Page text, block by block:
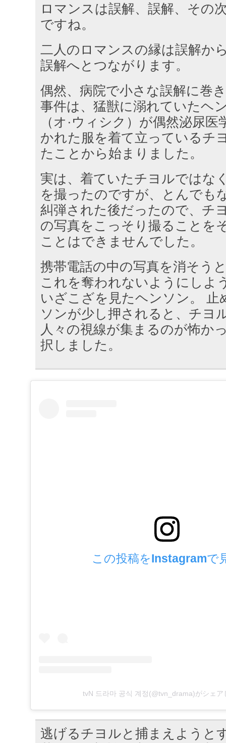
ロマンスは誤解、誤解、その
ですね。
二人のロマンスの縁は誤解か
誤解へとつながります。
偶然、病院で小さな誤解に巻
事件は、猛獣に溺れていたヘ
（オ·ウィシク）が偶然泌尿
かれた服を着て立っているチ
たことから始まりました。
実は、着ていたチヨルではな
を撮ったのですが、とんでも
糾弾された後だったので、チ
の写真をこっそり撮ることを
ことはできませんでした。
携帯電話の中の写真を消そう
これを奪われないようにしよ
いざこざを見たヘンソン。 止
ソンが少し押されると、チヨ
人々の視線が集まるのが怖か
択しました。
この投稿をInstagramで
tvN 드라마 공식 계정(@tvn_drama)がシェア
逃げるチヨルと捕まえようと